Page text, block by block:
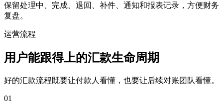
保留处理中、完成、退回、补件、通知和报表记录，方便财务
复盘。
运营流程
用户能跟得上的汇款生命周期
好的汇款流程既要让付款人看懂，也要让后续对账团队看懂。
01